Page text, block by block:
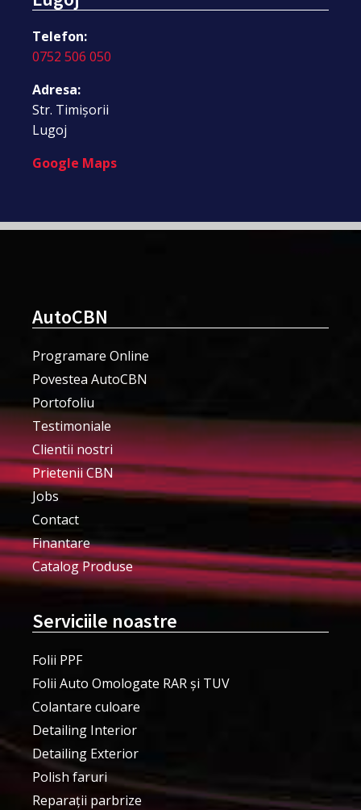
Telefon:
0752 506 050
Adresa:
Str. Timișorii
Lugoj
Google Maps
AutoCBN
Programare Online
Povestea AutoCBN
Portofoliu
Testimoniale
Clientii nostri
Prietenii CBN
Jobs
Contact
Finantare
Catalog Produse
Serviciile noastre
Folii PPF
Folii Auto Omologate RAR și TUV
Colantare culoare
Detailing Interior
Detailing Exterior
Polish faruri
Reparații parbrize